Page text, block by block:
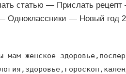
статью — Прислать
Одноклассники — Новый год
мам женское